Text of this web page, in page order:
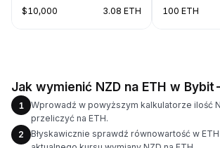
$10,000 3.08 ETH 100 ETH
Jak wymienić NZD na ETH w
1
Wprowadź w powyższym kalkulatorze ilość
przeliczyć na ETH.
2
Błyskawicznie sprawdź równowartość w